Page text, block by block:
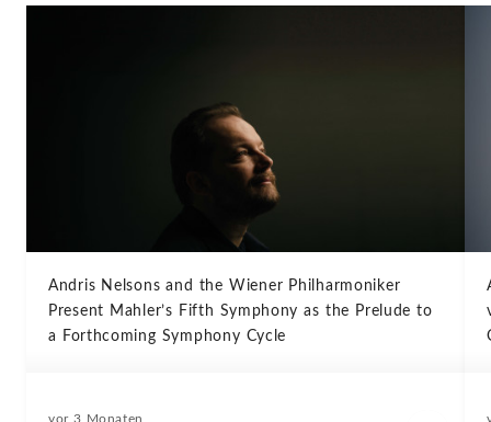
Andris Nelsons and the Wiener Philharmoniker
Present Mahler’s Fifth Symphony as the Prelude to
a Forthcoming Symphony Cycle
vor 3 Monaten